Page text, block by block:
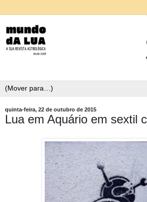
quinta-feira, 22 de outubro de 2015
Lua em Aquário em sextil